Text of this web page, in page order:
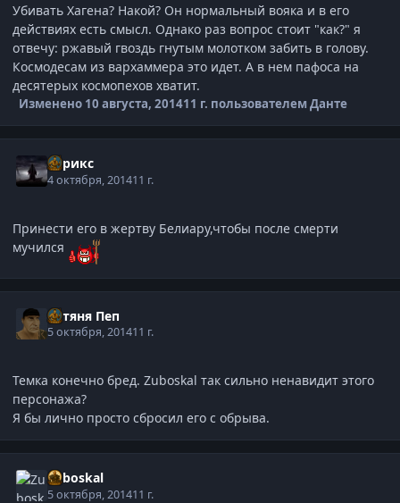
Убивать Хагена? Накой? Он нормальный вояка и в его
действиях есть смысл. Однако раз вопрос стоит "как?" я
отвечу: ржавый гвоздь гнутым молотком забить в голову.
Космодесам из вархаммера это идет. А в нем пафоса на
десятерых космопехов хватит.
Изменено 10 августа, 201411 г. пользователем Данте
Стрикс
4 октября, 201411 г.
Принести его в жертву Белиару,чтобы после смерти
мучился
Батяня Пеп
5 октября, 201411 г.
Темка конечно бред. Zuboskal так сильно ненавидит этого
персонажа?
Я бы лично просто сбросил его с обрыва.
Zuboskal
5 октября, 201411 г.